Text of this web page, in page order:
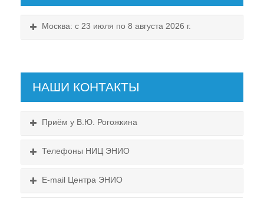
Москва: с 23 июля по 8 августа 2026 г.
НАШИ КОНТАКТЫ
Приём у В.Ю. Рогожкина
Телефоны НИЦ ЭНИО
E-mail Центра ЭНИО